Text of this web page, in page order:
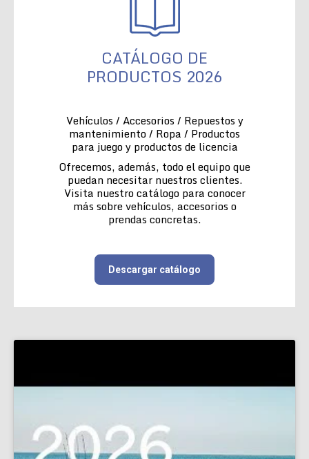
CATÁLOGO DE
PRODUCTOS 2026
Vehículos / Accesorios / Repuestos y
mantenimiento / Ropa / Productos
para juego y productos de licencia
Ofrecemos, además, todo el equipo que
puedan necesitar nuestros clientes.
Visita nuestro catálogo para conocer
más sobre vehículos, accesorios o
prendas concretas.
Descargar catálogo